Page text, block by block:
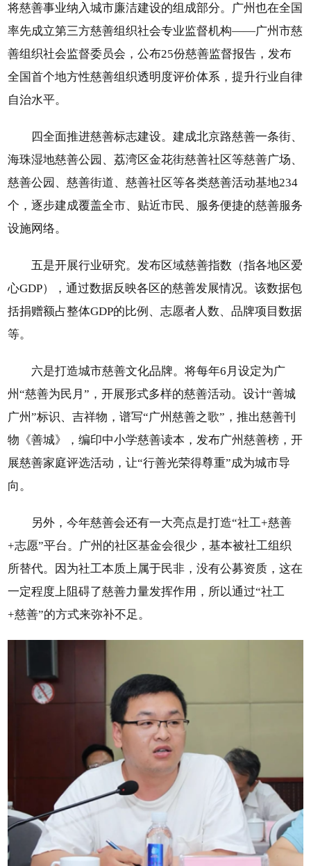
将慈善事业纳入城市廉洁建设的组成部分。广州也在全国
率先成立第三方慈善组织社会专业监督机构——广州市慈
善组织社会监督委员会，公布25份慈善监督报告，发布
全国首个地方性慈善组织透明度评价体系，提升行业自律
自治水平。
四全面推进慈善标志建设。建成北京路慈善一条街、
海珠湿地慈善公园、荔湾区金花街慈善社区等慈善广场、
慈善公园、慈善街道、慈善社区等各类慈善活动基地234
个，逐步建成覆盖全市、贴近市民、服务便捷的慈善服务
设施网络。
五是开展行业研究。发布区域慈善指数（指各地区爱
心GDP），通过数据反映各区的慈善发展情况。该数据包
括捐赠额占整体GDP的比例、志愿者人数、品牌项目数据
等。
六是打造城市慈善文化品牌。将每年6月设定为广
州“慈善为民月”，开展形式多样的慈善活动。设计“善城
广州”标识、吉祥物，谱写“广州慈善之歌”，推出慈善刊
物《善城》，编印中小学慈善读本，发布广州慈善榜，开
展慈善家庭评选活动，让“行善光荣得尊重”成为城市导
向。
另外，今年慈善会还有一大亮点是打造“社工+慈善
+志愿”平台。广州的社区基金会很少，基本被社工组织
所替代。因为社工本质上属于民非，没有公募资质，这在
一定程度上阻碍了慈善力量发挥作用，所以通过“社工
+慈善”的方式来弥补不足。